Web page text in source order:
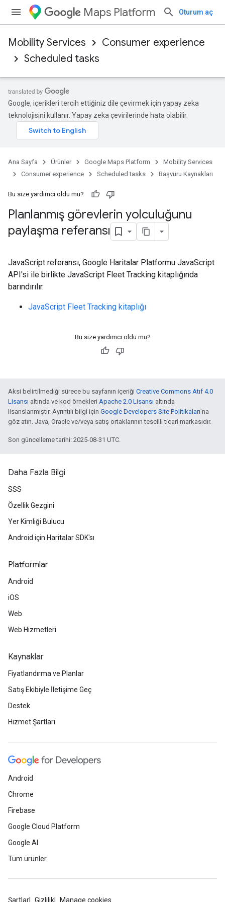
Maps Platform Oturum aç
Mobility Services
Consumer experience
Scheduled tasks
Google, içerikleri tercih ettiğiniz dile çevirmek için yapay zeka
teknolojisini kullanır. Yapay zeka çevirilerinde hata olabilir.
Ana Sayfa Ürünler Google Maps Platform
Mobility Services
Consumer experience
Scheduled tasks Başvuru Kaynakları
Bu size yardımcı oldu mu?
Planlanmış görevlerin yolculuğunu
paylaşma referansı
JavaScript referansı, Google Haritalar Platformu JavaScript
API'si ile birlikte JavaScript Fleet Tracking kitaplığında
barındırılır.
JavaScript Fleet Tracking kitaplığı
Bu size yardımcı oldu mu?
Aksi belirtilmediği sürece bu sayfanın içeriği Creative Commons Atıf 4.0
Lisansı altında ve kod örnekleri Apache 2.0 Lisansı altında
lisanslanmıştır. Ayrıntılı bilgi için Google Developers Site Politikaları'na
göz atın. Java, Oracle ve/veya satış ortaklarının tescilli ticari markasıdır.
Son güncelleme tarihi: 2025-08-31 UTC.
Daha Fazla Bilgi
SSS
Özellik Gezgini
Yer Kimliği Bulucu
Android için Haritalar SDK'sı
Platformlar
Android
iOS
Web
Web Hizmetleri
Kaynaklar
Fiyatlandırma ve Planlar
Satış Ekibiyle İletişime Geç
Destek
Hizmet Şartları
Android
Chrome
Firebase
Google Cloud Platform
Google AI
Tüm ürünler
Şartlar Gizlilik Manage cookies